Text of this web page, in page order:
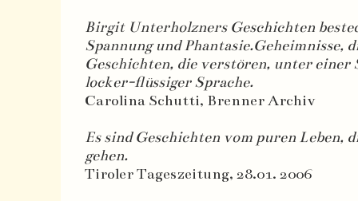
Birgit Unterholzners Geschichten
Spannung und Phantasie.Geheimnisse,
Geschichten, die verstören, unter einer
locker-flüssiger Sprache.
Carolina Schutti, Brenner Archiv
Es sind Geschichten vom puren Leben,
gehen.
Tiroler Tageszeitung, 28.01. 2006